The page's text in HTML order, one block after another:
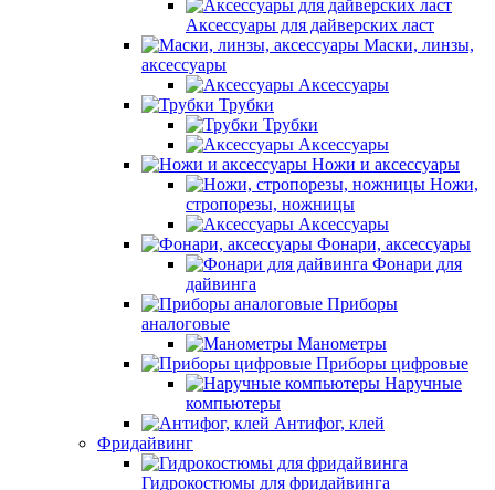
Аксессуары для дайверских ласт
Маски, линзы,
аксессуары
Аксессуары
Трубки
Трубки
Аксессуары
Ножи и аксессуары
Ножи,
стропорезы, ножницы
Аксессуары
Фонари, аксессуары
Фонари для
дайвинга
Приборы
аналоговые
Манометры
Приборы цифровые
Наручные
компьютеры
Антифог, клей
Фридайвинг
Гидрокостюмы для фридайвинга